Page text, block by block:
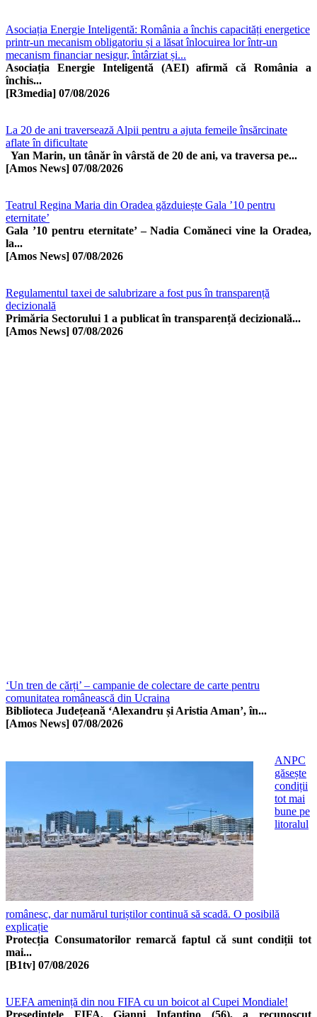
Asociația Energie Inteligentă: România a închis capacități energetice
printr-un mecanism obligatoriu și a lăsat înlocuirea lor într-un
mecanism financiar nesigur, întârziat și...
Asociația Energie Inteligentă (AEI) afirmă că România a
închis...
[R3media] 07/08/2026
La 20 de ani traversează Alpii pentru a ajuta femeile însărcinate
aflate în dificultate
Yan Marin, un tânăr în vârstă de 20 de ani, va traversa pe...
[Amos News] 07/08/2026
Teatrul Regina Maria din Oradea găzduiește Gala ’10 pentru
eternitate’
Gala ’10 pentru eternitate’ – Nadia Comăneci vine la Oradea,
la...
[Amos News] 07/08/2026
Regulamentul taxei de salubrizare a fost pus în transparență
decizională
Primăria Sectorului 1 a publicat în transparență decizională...
[Amos News] 07/08/2026
‘Un tren de cărți’ – campanie de colectare de carte pentru
comunitatea românească din Ucraina
Biblioteca Județeană ‘Alexandru și Aristia Aman’, în...
[Amos News] 07/08/2026
ANPC
găsește
condiții
tot mai
bune pe
litoralul
românesc, dar numărul turiștilor continuă să scadă. O posibilă
explicație
Protecția Consumatorilor remarcă faptul că sunt condiții tot
mai...
[B1tv] 07/08/2026
UEFA amenință din nou FIFA cu un boicot al Cupei Mondiale!